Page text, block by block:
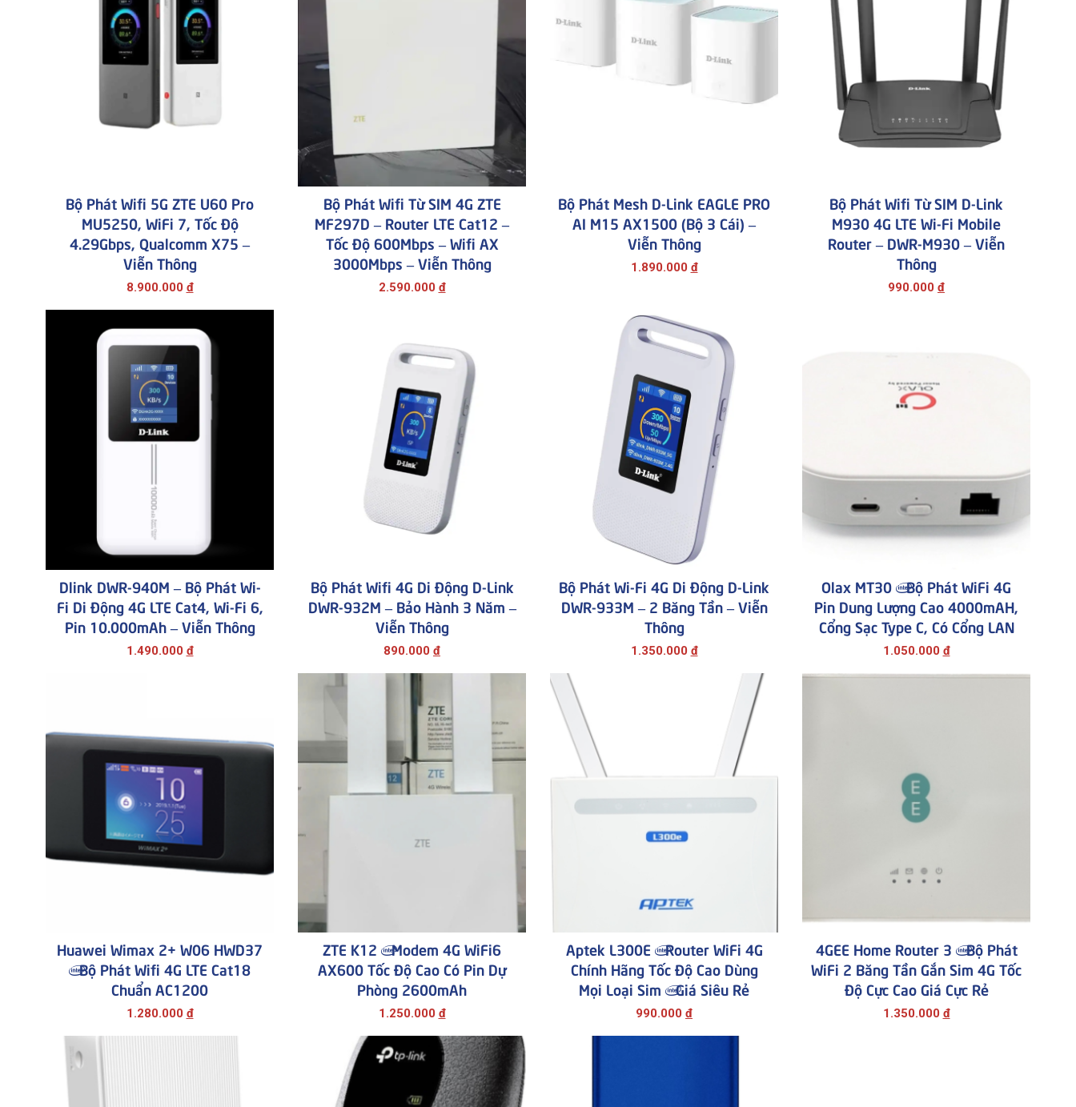
Bộ Phát Wifi 5G ZTE U60 Pro
MU5250, WiFi 7, Tốc Độ
4.29Gbps, Qualcomm X75 –
Viễn Thông
8.900.000 đ
Bộ Phát Wifi Từ SIM 4G ZTE
MF297D – Router LTE Cat12 –
Tốc Độ 600Mbps – Wifi AX
3000Mbps – Viễn Thông
2.590.000 đ
Bộ Phát Mesh D-Link EAGLE PRO
AI M15 AX1500 (bộ 3 Cái) –
Viễn Thông
1.890.000 đ
Bộ Phát Wifi Từ SIM D-Link
M930 4G LTE Wi-Fi Mobile
Router – DWR-M930 – Viễn
Thông
990.000 đ
Dlink DWR-940M – Bộ Phát Wi-
Fi Di Động 4G LTE Cat4, Wi-Fi 6,
Pin 10.000mAh – Viễn Thông
1.490.000 đ
Bộ Phát Wifi 4G Di Động D-Link
DWR-932M – Bảo Hành 3 Năm –
Viễn Thông
890.000 đ
Bộ Phát Wi-Fi 4G Di Động D-Link
DWR-933M – 2 Băng Tần – Viễn
Thông
1.350.000 đ
Olax MT30 | Bộ Phát WiFi 4G
Pin Dung Lượng Cao 4000mAH,
Cổng Sạc Type C, Có Cổng LAN
1.050.000 đ
Huawei Wimax 2+ W06 HWD37
| Bộ Phát Wifi 4G LTE Cat18
Chuẩn AC1200
1.280.000 đ
ZTE K12 | Modem 4G WiFi6
AX600 Tốc Độ Cao Có Pin Dự
Phòng 2600mAh
1.250.000 đ
Aptek L300E | Router WiFi 4G
Chính Hãng Tốc Độ Cao Dùng
Mọi Loại Sim | Giá Siêu Rẻ
990.000 đ
4GEE Home Router 3 | Bộ Phát
WiFi 2 Băng Tần Gắn Sim 4G Tốc
Độ Cực Cao Giá Cực Rẻ
1.350.000 đ